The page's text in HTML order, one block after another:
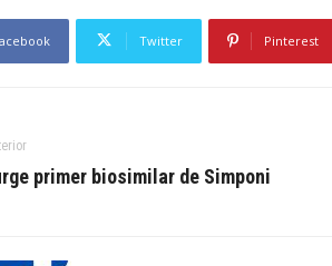
Twitter Pinterest
primer biosimilar de Simponi